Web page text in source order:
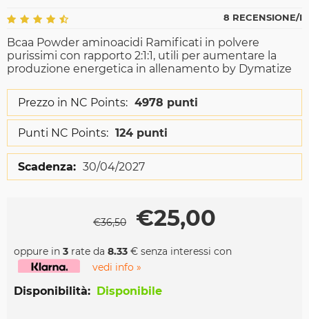
8 RECENSIONE/I
Bcaa Powder aminoacidi Ramificati in polvere
purissimi con rapporto 2:1:1, utili per aumentare la
produzione energetica in allenamento by Dymatize
Prezzo in NC Points: 4978 punti
Punti NC Points: 124 punti
Scadenza: 30/04/2027
€36,50 €25,00
oppure in 3 rate da 8.33 € senza interessi con
vedi info »
Disponibilità: Disponibile